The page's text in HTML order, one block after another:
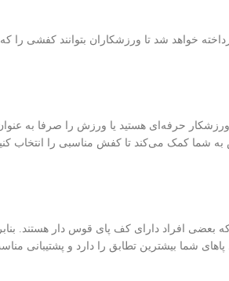
خواهد شد تا ورزشکاران بتوانند کفشی را که
حرفه‌ای هستید یا ورزش را صرفا به
شما کمک می‌کند تا کفش مناسبی را انتخاب کنید
افراد دارای کف پای قوس دار هستند.
شما بیشترین تطابق را دارد و پشتیبانی